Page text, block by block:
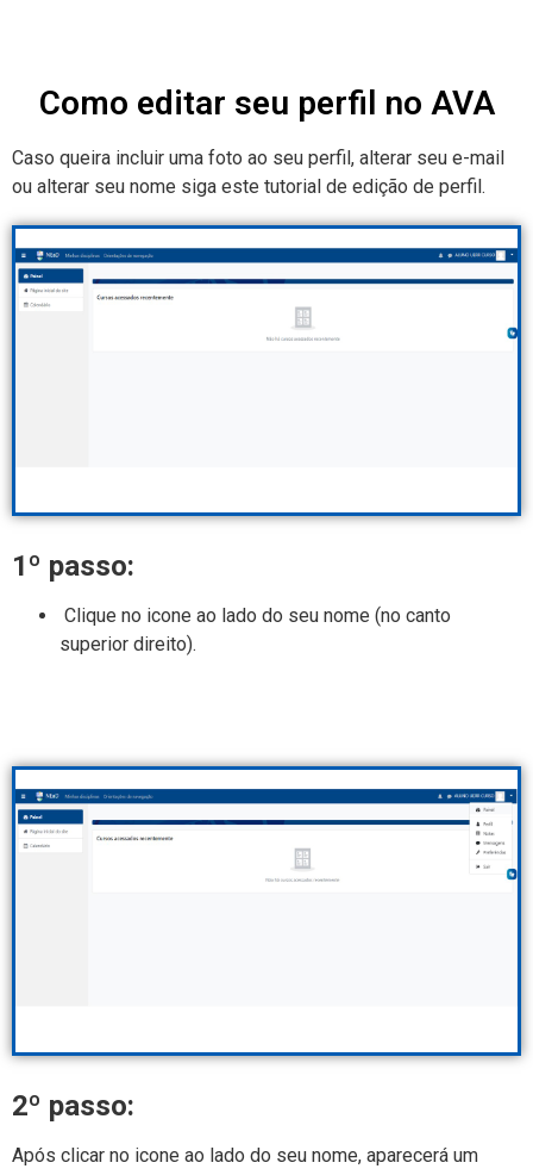
Como editar seu perfil no AVA
Caso queira incluir uma foto ao seu perfil, alterar seu e-mail
ou alterar seu nome siga este tutorial de edição de perfil.
1º passo:
Clique no icone ao lado do seu nome (no canto
superior direito).
2º passo:
Após clicar no icone ao lado do seu nome, aparecerá um